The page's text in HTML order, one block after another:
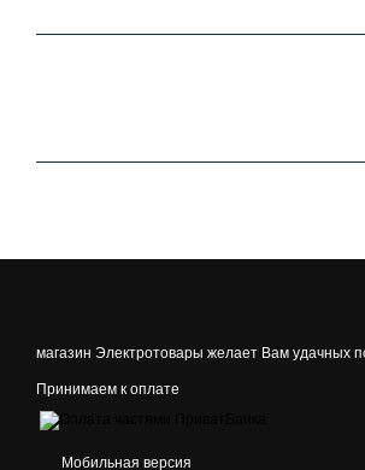
магазин Электротовары желает Вам удачных
Принимаем к оплате
Мобильная версия